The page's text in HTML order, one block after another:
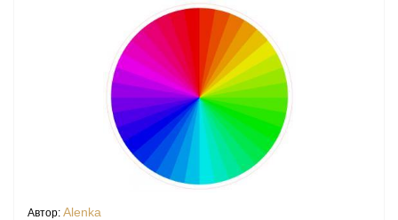
Автор: Alenka